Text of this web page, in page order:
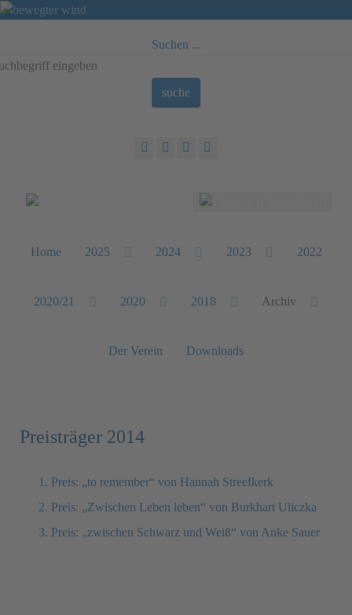
Suchen ...
suche
Sprache auswählen
Home 2025 2024 2023 2022
2020/21 2020 2018 Archiv
Der Verein Downloads
Preisträger 2014
1. Preis: „to remember“ von Hannah Streefkerk
2. Preis: „Zwischen Leben leben“ von Burkhart Uliczka
3. Preis: „zwischen Schwarz und Weiß“ von Anke Sauer